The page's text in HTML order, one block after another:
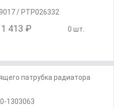
/ PTP026332
1 413 ₽ 0 шт.
патрубка радиатора
1303063